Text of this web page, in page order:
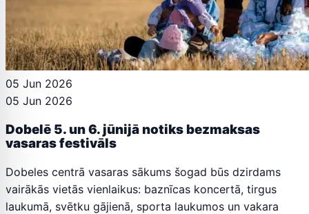
05 Jun 2026
05 Jun 2026
Dobelē 5. un 6. jūnijā notiks bezmaksas
vasaras festivāls
Dobeles centrā vasaras sākums šogad būs dzirdams
vairākās vietās vienlaikus: baznīcas koncertā, tirgus
laukumā, svētku gājienā, sporta laukumos un vakara